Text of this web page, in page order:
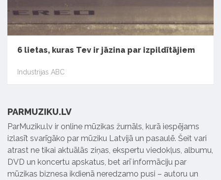
6 lietas, kuras Tev ir jāzina par izpildītājiem
Industrijas ABC
PARMUZIKU.LV
ParMuziku.lv ir online mūzikas žurnāls, kurā iespējams
izlasīt svarīgāko par mūziku Latvijā un pasaulē. Šeit vari
atrast ne tikai aktuālās ziņas, ekspertu viedokļus, albumu,
DVD un koncertu apskatus, bet arī informāciju par
mūzikas biznesa ikdienā neredzamo pusi – autoru un